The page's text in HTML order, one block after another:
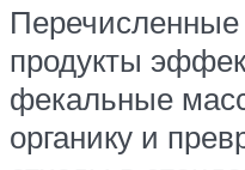
продукты
фекальные
органику и